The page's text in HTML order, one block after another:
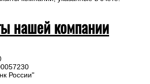
нашей компании
России"